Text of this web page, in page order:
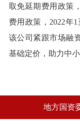
取免延期费用政策
费用政策，2022年
该公司紧跟市场融
基础定价，助力中
地方国资